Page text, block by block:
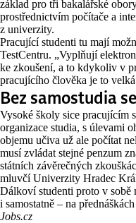
základ pro tři bakalářské
prostřednictvím počítače a
z univerzity.
Pracující studenti tu mají
TestCentru. „Vyplňují
ke zkoušení, a to kdykoliv v
pracujícího člověka je to
Bez samostudia
Vysoké školy sice pracujícím
organizace studia, s úlevami
objemu učiva už ale počítat
musí zvládat stejné penzum
státních závěrečných
mluvčí Univerzity Hradec
Dálkoví studenti proto v sobě
i samostatně – na
Jobs.cz